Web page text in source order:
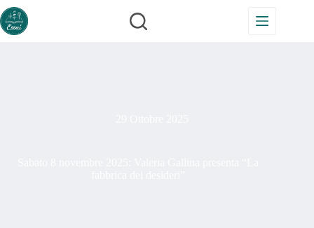
Salta
al
contenuto